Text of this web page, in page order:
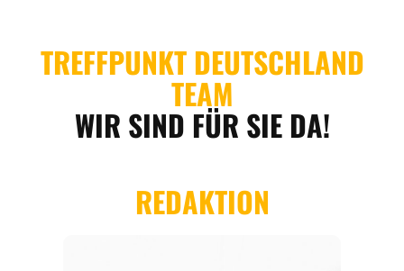
REGIONEN